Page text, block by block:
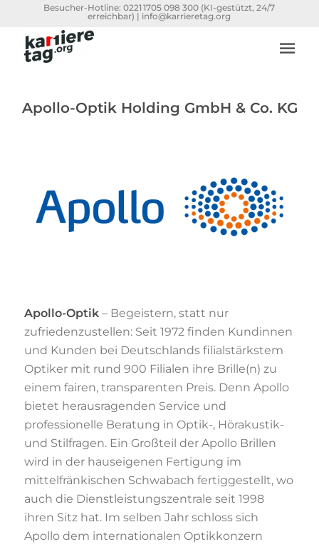
Besucher-Hotline:0221 1705 098 300 (KI-gestützt, 24/7
erreichbar) | info@karrieretag.org
Apollo-Optik Holding GmbH & Co. KG
Apollo-Optik– Begeistern, statt nur
zufriedenzustellen: Seit 1972 finden Kundinnen
und Kunden bei Deutschlands filialstärkstem
Optiker mit rund 900 Filialen ihre Brille(n) zu
einem fairen, transparenten Preis. Denn Apollo
bietet herausragenden Service und
professionelle Beratung in Optik-, Hörakustik-
und Stilfragen. Ein Großteil der Apollo Brillen
wird in der hauseigenen Fertigung im
mittelfränkischen Schwabach fertiggestellt, wo
auch die Dienstleistungszentrale seit 1998
ihren Sitz hat. Im selben Jahr schloss sich
Apollo dem internationalen Optikkonzern